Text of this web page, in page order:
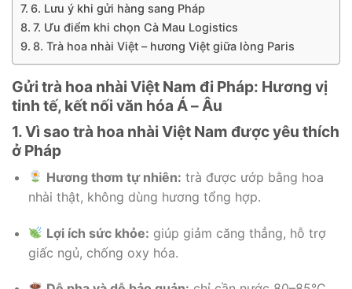
6. Lưu ý khi gửi hàng sang Pháp
7. Ưu điểm khi chọn Cà Mau Logistics
8. Trà hoa nhài Việt – hương Việt giữa lòng Paris
Gửi trà hoa nhài Việt Nam đi Pháp: Hương vị
tinh tế, kết nối văn hóa Á – Âu
1. Vì sao trà hoa nhài Việt Nam được yêu thích
ở Pháp
Hương thơm tự nhiên: trà được ướp bằng hoa
nhài thật, không dùng hương tổng hợp.
Lợi ích sức khỏe: giúp giảm căng thẳng, hỗ trợ
giấc ngủ, chống oxy hóa.